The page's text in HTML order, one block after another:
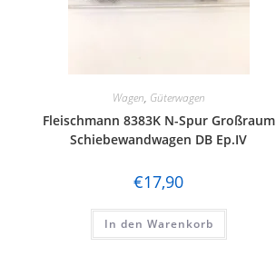
Wagen, Güterwagen
Fleischmann 8383K N-Spur Großraum
Schiebewandwagen DB Ep.IV
€17,90
In den Warenkorb